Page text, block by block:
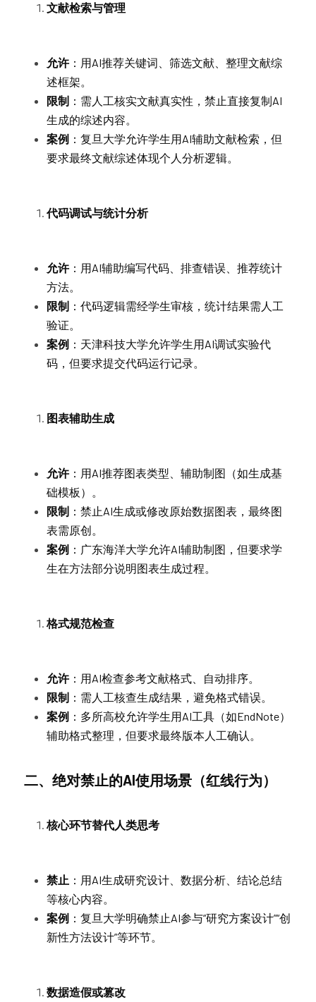
文献检索与管理
允许 ：用AI推荐关键词、筛选文献、整理文献综
述框架。
限制 ：需人工核实文献真实性，禁止直接复制AI
生成的综述内容。
案例 ：复旦大学允许学生用AI辅助文献检索，但
要求最终文献综述体现个人分析逻辑。
代码调试与统计分析
允许 ：用AI辅助编写代码、排查错误、推荐统计
方法。
限制 ：代码逻辑需经学生审核，统计结果需人工
验证。
案例 ：天津科技大学允许学生用AI调试实验代
码，但要求提交代码运行记录。
图表辅助生成
允许 ：用AI推荐图表类型、辅助制图（如生成基
础模板）。
限制 ：禁止AI生成或修改原始数据图表，最终图
表需原创。
案例 ：广东海洋大学允许AI辅助制图，但要求学
生在方法部分说明图表生成过程。
格式规范检查
允许 ：用AI检查参考文献格式、自动排序。
限制 ：需人工核查生成结果，避免格式错误。
案例 ：多所高校允许学生用AI工具（如EndNote）
辅助格式整理，但要求最终版本人工确认。
二、绝对禁止的AI使用场景（红线行为）
核心环节替代人类思考
禁止 ：用AI生成研究设计、数据分析、结论总结
等核心内容。
案例 ：复旦大学明确禁止AI参与“研究方案设计”“创
新性方法设计”等环节。
数据造假或篡改